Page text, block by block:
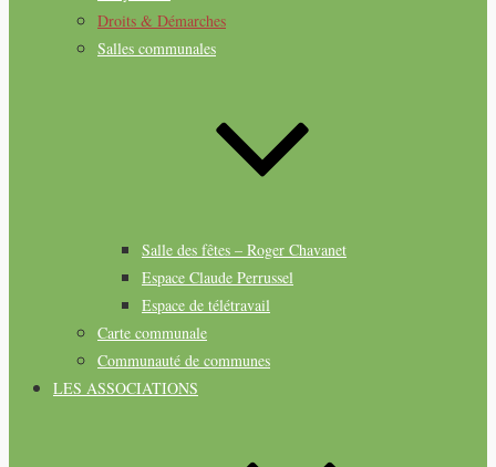
Droits & Démarches
Salles communales
Salle des fêtes – Roger Chavanet
Espace Claude Perrussel
Espace de télétravail
Carte communale
Communauté de communes
LES ASSOCIATIONS